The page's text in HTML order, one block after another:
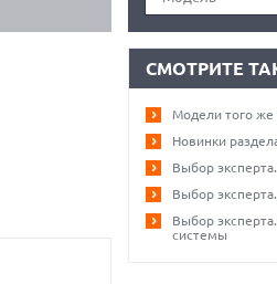
СМОТРИТЕ
Модели того же
Новинки
Выбор
Выбор
Выбор
системы